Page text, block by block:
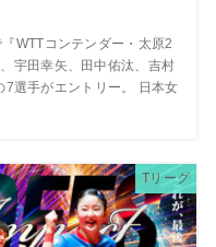
WTTコンテンダー・太原2
宇田幸矢、田中佑汰、吉村
7選手がエントリー。 日本女
Tリーグ